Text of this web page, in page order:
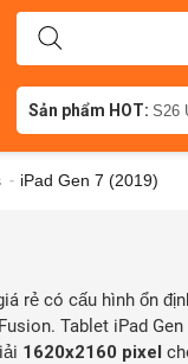
Sản phẩm HOT: S26
- iPad Gen 7 (2019)
rẻ có cấu hình ổn
Tablet iPad
1620x2160 pixel